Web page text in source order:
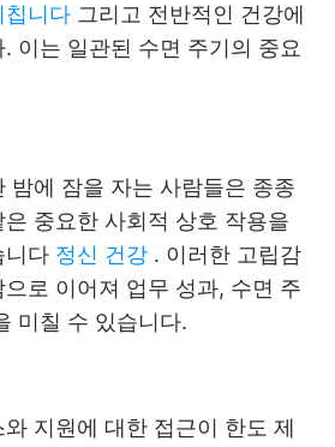
칩니다 그리고 전반적인 건강에
이는 일관된 수면 주기의 중요
밤에 잠을 자는 사람들은 종종
중요한 사회적 상호 작용을
니다 정신 건강 . 이러한 고립감
로 이어져 업무 성과, 수면 주
미칠 수 있습니다.
지원에 대한 접근이 한도 제